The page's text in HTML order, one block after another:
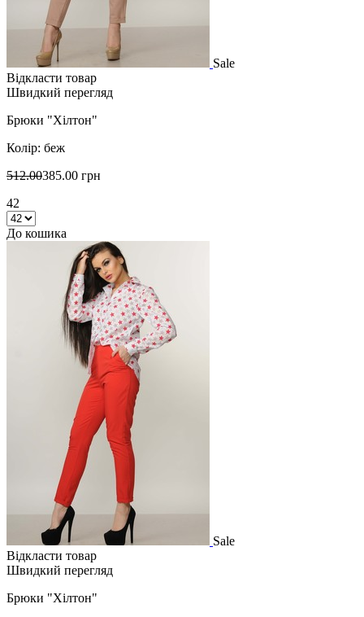
Sale
Відкласти товар
Швидкий перегляд
Брюки "Хілтон"
Колір: беж
512.00385.00 грн
42
До кошика
Sale
Відкласти товар
Швидкий перегляд
Брюки "Хілтон"